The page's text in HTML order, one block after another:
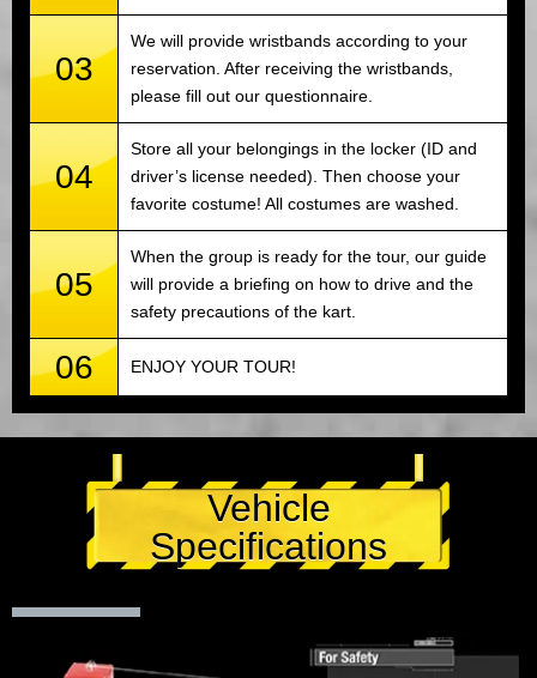
03
We will provide wristbands according to your
reservation. After receiving the wristbands,
please fill out our questionnaire.
04
Store all your belongings in the locker (ID and
driver’s license needed). Then choose your
favorite costume! All costumes are washed.
05
When the group is ready for the tour, our guide
will provide a briefing on how to drive and the
safety precautions of the kart.
06 ENJOY YOUR TOUR!
Vehicle
Specifications